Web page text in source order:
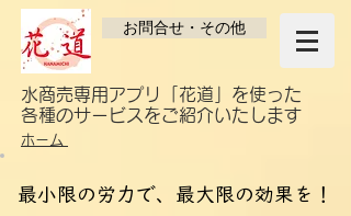
お問合せ・その他
​水商売専用アプリ「花道」を使った
各種のサービスをご紹介いたします
ホーム
​最小限の労力で、最大限の効果を！